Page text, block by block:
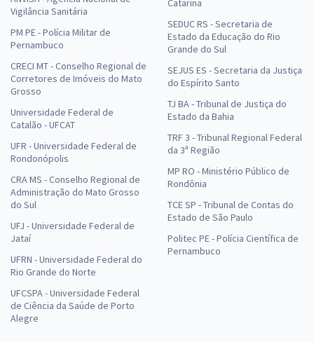
Vigilância Sanitária
PM PE - Polícia Militar de
Pernambuco
CRECI MT - Conselho Regional de
Corretores de Imóveis do Mato
Grosso
Universidade Federal de
Catalão - UFCAT
UFR - Universidade Federal de
Rondonópolis
CRA MS - Conselho Regional de
Administração do Mato Grosso
do Sul
UFJ - Universidade Federal de
Jataí
UFRN - Universidade Federal do
Rio Grande do Norte
UFCSPA - Universidade Federal
de Ciência da Saúde de Porto
Alegre
Catarina
SEDUC RS - Secretaria de
Estado da Educação do Rio
Grande do Sul
SEJUS ES - Secretaria da Justiça
do Espírito Santo
TJ BA - Tribunal de Justiça do
Estado da Bahia
TRF 3 - Tribunal Regional Federal
da 3ª Região
MP RO - Ministério Público de
Rondônia
TCE SP - Tribunal de Contas do
Estado de São Paulo
Politec PE - Polícia Científica de
Pernambuco